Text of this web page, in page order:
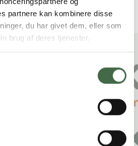
partnere kan kombinere disse
du har givet dem, eller som
brug af deres tjenester.